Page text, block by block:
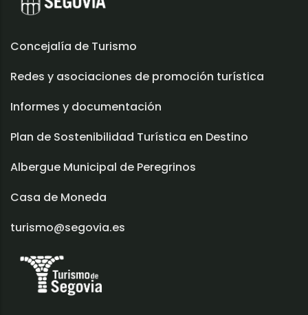
Concejalía de Turismo
Redes y asociaciones de promoción turística
Informes y documentación
Plan de Sostenibilidad Turística en Destino
Albergue Municipal de Peregrinos
Casa de Moneda
turismo@segovia.es